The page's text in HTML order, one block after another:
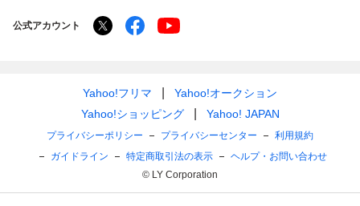
公式アカウント
Yahoo!フリマ
Yahoo!オークション
Yahoo!ショッピング
Yahoo! JAPAN
プライバシーポリシー プライバシーセンター
利用規約
ガイドライン
特定商取引法の表示
ヘルプ・お問い合わせ
© LY Corporation